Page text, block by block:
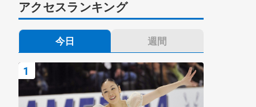
アクセスランキング
今日 週間